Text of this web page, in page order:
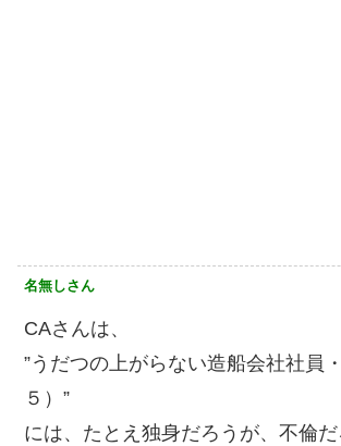
名無しさん
CAさんは、
”うだつの上がらない造船会社社員
５）”
には、たとえ独身だろうが、不倫